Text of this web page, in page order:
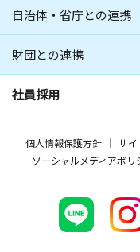
自治体・省庁との連携
財団との連携
社員採用
個人情報保護方針 サイ
ソーシャルメディアポリ